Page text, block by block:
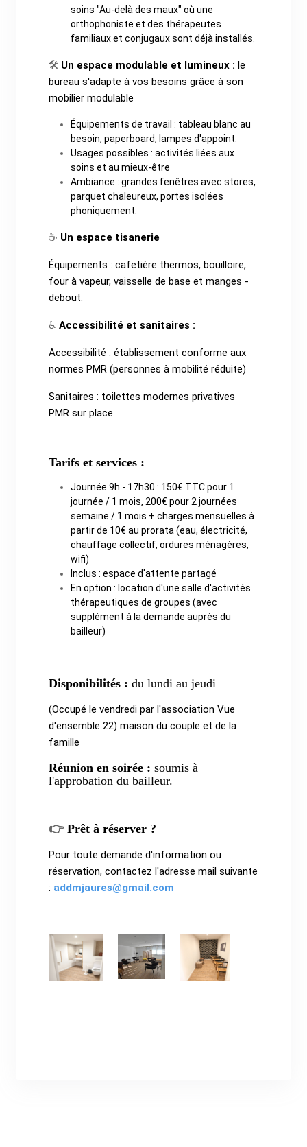
soins "Au-delà des maux" où une
orthophoniste et des thérapeutes
familiaux et conjugaux sont déjà installés.
🛠️ Un espace modulable et lumineux : le
bureau s'adapte à vos besoins grâce à son
mobilier modulable
Équipements de travail : tableau blanc au
besoin, paperboard, lampes d'appoint.
Usages possibles : activités liées aux
soins et au mieux-être
Ambiance : grandes fenêtres avec stores,
parquet chaleureux, portes isolées
phoniquement.
☕ Un espace tisanerie
Équipements : cafetière thermos, bouilloire,
four à vapeur, vaisselle de base et manges -
debout.
♿Accessibilité et sanitaires :
Accessibilité : établissement conforme aux
normes PMR (personnes à mobilité réduite)
Sanitaires : toilettes modernes privatives
PMR sur place
Tarifs et services :
Journée 9h - 17h30 : 150€ TTC pour 1
journée / 1 mois, 200€ pour 2 journées
semaine / 1 mois + charges mensuelles à
partir de 10€ au prorata (eau, électricité,
chauffage collectif, ordures ménagères,
wifi)
Inclus : espace d'attente partagé
En option : location d'une salle d'activités
thérapeutiques de groupes (avec
supplément à la demande auprès du
bailleur)
Disponibilités : du lundi au jeudi
(Occupé le vendredi par l'association Vue
d'ensemble 22) maison du couple et de la
famille
Réunion en soirée :soumis à
l'approbation du bailleur.
👉Prêt à réserver ?
Pour toute demande d'information ou
réservation, contactez l'adresse mail suivante
: addmjaures@gmail.com